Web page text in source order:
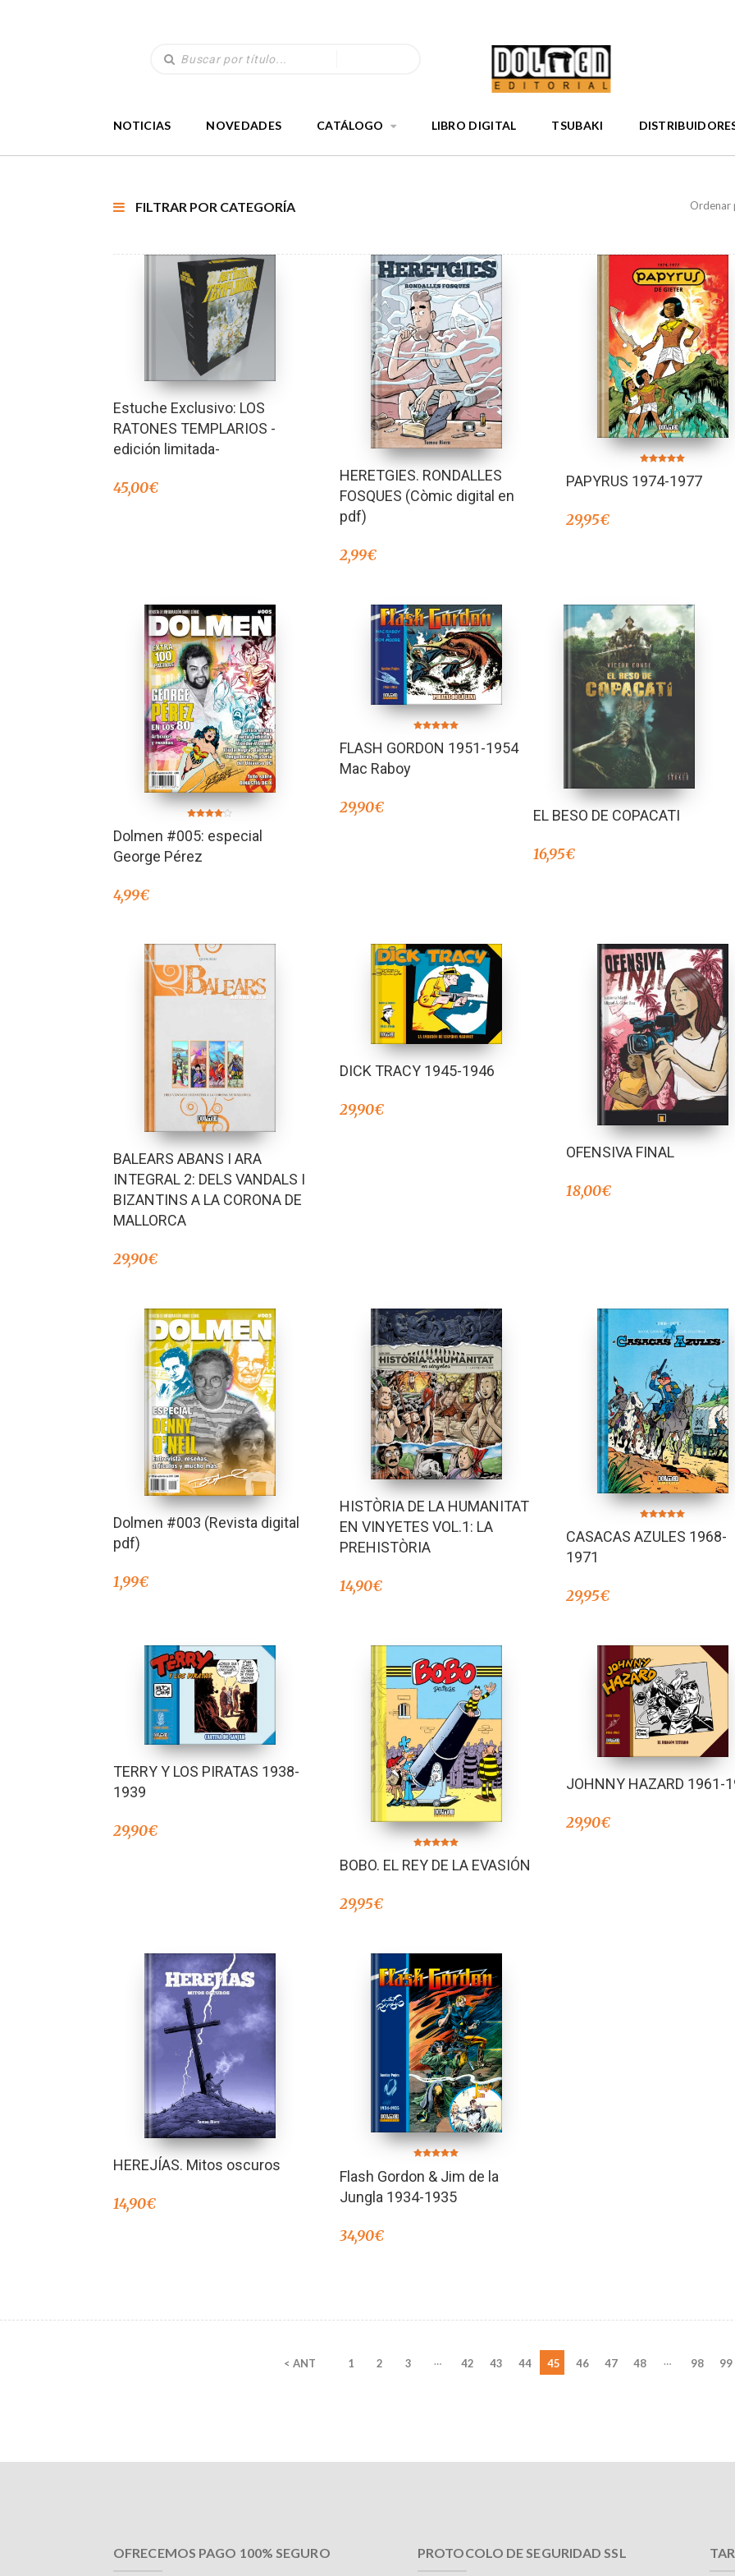
NOTICIAS NOVEDADES CATÁLOGO LIBRO DIGITAL TSUBAKI
FILTRAR POR CATEGORÍA Ordenar
Estuche Exclusivo: LOS
RATONES TEMPLARIOS -
edición limitada-
45,00€
HERETGIES. RONDALLES
FOSQUES (Còmic digital en
pdf)
2,99€
5.00
de 5
PAPYRUS 1974-1977
29,95€
en
4.00
Dolmen #005: especial
George Pérez
4,99€
5.00
de 5
FLASH GORDON 1951-1954
Mac Raboy
29,90€ EL BESO DE COPACATI
16,95€
BALEARS ABANS I ARA
INTEGRAL 2: DELS VANDALS I
BIZANTINS A LA CORONA DE
MALLORCA
29,90€
DICK TRACY 1945-1946
29,90€
OFENSIVA FINAL
18,00€
Dolmen #003 (Revista digital
pdf)
1,99€
HISTÒRIA DE LA HUMANITAT
EN VINYETES VOL.1: LA
PREHISTÒRIA
14,90€
5.00
de 5
CASACAS AZULES 1968-
1971
29,95€
TERRY Y LOS PIRATAS 1938-
1939
29,90€
5.00
de 5
BOBO. EL REY DE LA EVASIÓN
29,95€
JOHNNY HAZARD 1961-
29,90€
HEREJÍAS. Mitos oscuros
14,90€
4.91
de 5
Flash Gordon & Jim de la
Jungla 1934-1935
34,90€
< ANT 1 2 3 … 42 43 44 45 46 47 48 … 98 99
OFRECEMOS PAGO 100% SEGURO PROTOCOLO DE SEGURIDAD SSL